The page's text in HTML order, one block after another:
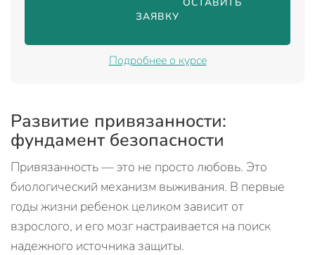
ЗАЯВКУ
Подробнее о курсе
Развитие привязанности:
фундамент безопасности
Привязанность — это не просто любовь. Это
биологический механизм выживания. В первые
годы жизни ребенок целиком зависит от
взрослого, и его мозг настраивается на поиск
надежного источника защиты.